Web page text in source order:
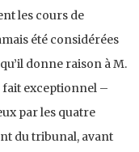
les cours de
été considérées
donne raison à M.
fait exceptionnel –
par les quatre
du tribunal, avant